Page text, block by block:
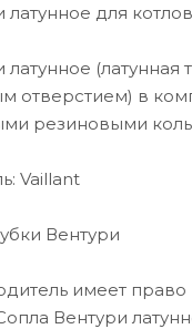
для котлов
(латунная
отверстием) в
резиновыми
Vaillant
Вентури
имеет право
Вентури